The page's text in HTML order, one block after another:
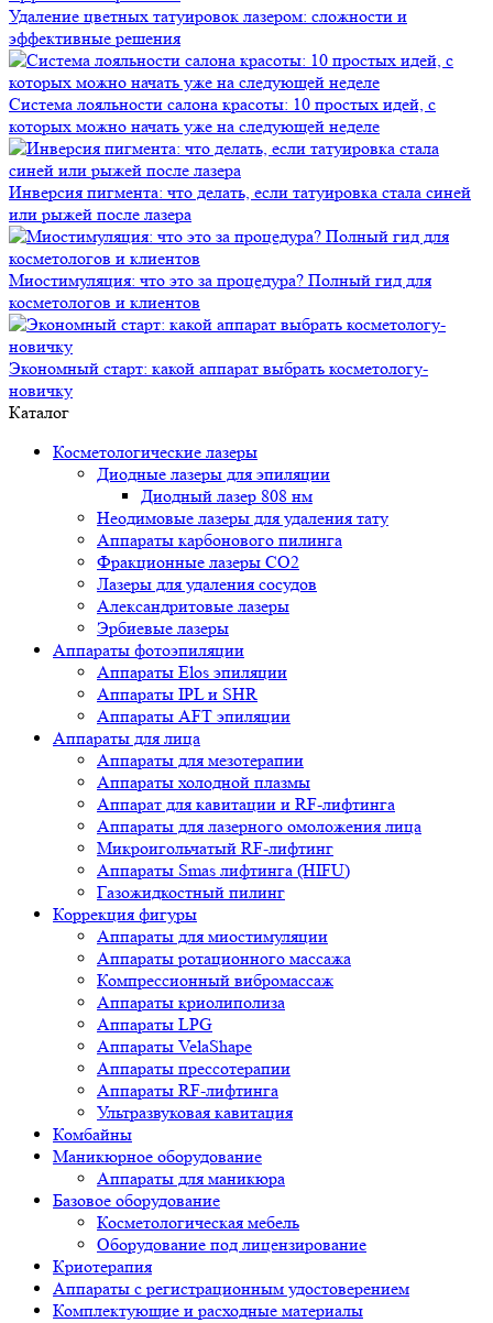
Удаление цветных татуировок лазером: сложности и
эффективные решения
Система лояльности салона красоты: 10 простых идей, с
которых можно начать уже на следующей неделе
Инверсия пигмента: что делать, если татуировка стала синей
или рыжей после лазера
Миостимуляция: что это за процедура? Полный гид для
косметологов и клиентов
Экономный старт: какой аппарат выбрать косметологу-
новичку
Каталог
Косметологические лазеры
Диодные лазеры для эпиляции
Диодный лазер 808 нм
Неодимовые лазеры для удаления тату
Аппараты карбонового пилинга
Фракционные лазеры CO2
Лазеры для удаления сосудов
Александритовые лазеры
Эрбиевые лазеры
Аппараты фотоэпиляции
Аппараты Elos эпиляции
Аппараты IPL и SHR
Аппараты AFT эпиляции
Аппараты для лица
Аппараты для мезотерапии
Аппараты холодной плазмы
Аппарат для кавитации и RF-лифтинга
Аппараты для лазерного омоложения лица
Микроигольчатый RF-лифтинг
Аппараты Smas лифтинга (HIFU)
Газожидкостный пилинг
Коррекция фигуры
Аппараты для миостимуляции
Аппараты ротационного массажа
Компрессионный вибромассаж
Аппараты криолиполиза
Аппараты LPG
Аппараты VelaShape
Аппараты прессотерапии
Аппараты RF-лифтинга
Ультразвуковая кавитация
Комбайны
Маникюрное оборудование
Аппараты для маникюра
Базовое оборудование
Косметологическая мебель
Оборудование под лицензирование
Криотерапия
Аппараты c регистрационным удостоверением
Комплектующие и расходные материалы